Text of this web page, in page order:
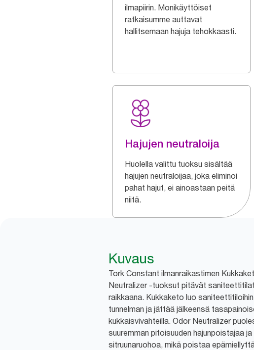
ilmapiirin. Monikäyttöiset
ratkaisumme auttavat
hallitsemaan hajuja tehokkaasti.
Hajujen neutraloija
Huolella valittu tuoksu sisältää
hajujen neutraloijaa, joka eliminoi
pahat hajut, ei ainoastaan peitä
niitä.
Kuvaus
Tork Constant ilmanraikastimen
Neutralizer -tuoksut pitävät
raikkaana. Kukkaketo luo
tunnelman ja jättää jälkeensä
kukkaisvivahteilla. Odor Neutralizer
suuremman pitoisuuden hajunpoistajaa
sitruunaruohoa, mikä poistaa